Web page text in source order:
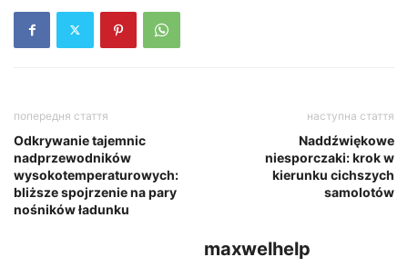
попередня стаття
Odkrywanie tajemnic
nadprzewodników
wysokotemperaturowych:
bliższe spojrzenie na pary
nośników ładunku
наступна стаття
Naddźwiękowe
niesporczaki: krok w
kierunku cichszych
samolotów
maxwelhelp